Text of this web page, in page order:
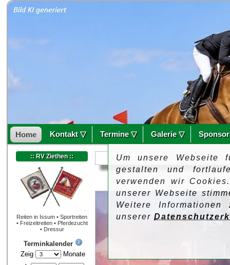
Home Kontakt ▽ Termine ▽ Galerie ▽
:: RV Ziethen ::
Reiten in Issum • Sportreiten
• Freizeitreiten • Pferdezucht
• Dressur
Terminkalender
Zeig
Monate
Um unsere Webseite
gestalten und
verwenden wir
unserer Webseite
Weitere
unserer